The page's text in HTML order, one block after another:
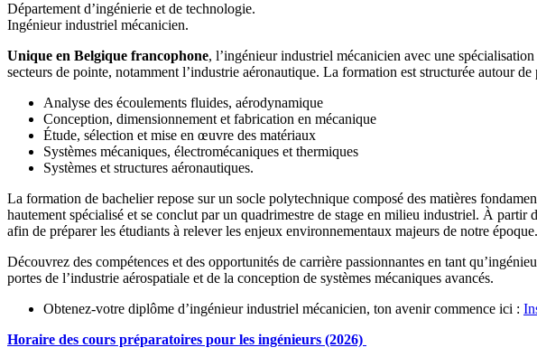
Département d’ingénierie et de technologie.
Ingénieur industriel mécanicien.
Unique en Belgique francophone, l’ingénieur industriel mécanicien avec une
secteurs de pointe, notamment l’industrie aéronautique. La formation est structurée autour
Analyse des écoulements fluides, aérodynamique
Conception, dimensionnement et fabrication en mécanique
Étude, sélection et mise en œuvre des matériaux
Systèmes mécaniques, électromécaniques et thermiques
Systèmes et structures aéronautiques.
La formation de bachelier repose sur un socle polytechnique composé des matières
hautement spécialisé et se conclut par un quadrimestre de stage en milieu industriel. À
afin de préparer les étudiants à relever les enjeux environnementaux majeurs de notre époque.
Découvrez des compétences et des opportunités de carrière passionnantes en tant
portes de l’industrie aérospatiale et de la conception de systèmes mécaniques avancés.
Obtenez-votre diplôme d’ingénieur industriel mécanicien, ton avenir commence ici :
Horaire des cours préparatoires pour les ingénieurs (2026)